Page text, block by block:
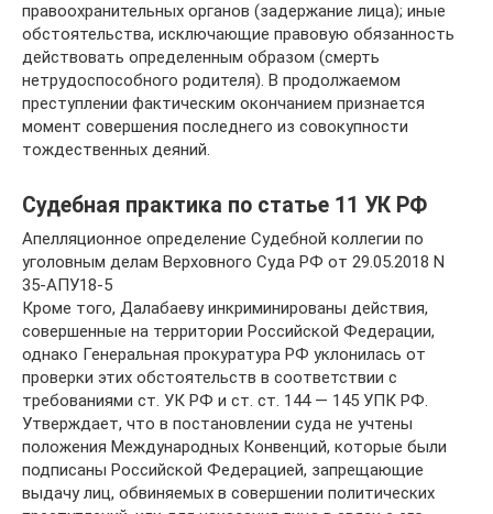
правоохранительных органов (задержание лица); иные
обстоятельства, исключающие правовую обязанность
действовать определенным образом (смерть
нетрудоспособного родителя). В продолжаемом
преступлении фактическим окончанием признается
момент совершения последнего из совокупности
тождественных деяний.
Судебная практика по статье 11 УК РФ
Апелляционное определение Судебной коллегии по
уголовным делам Верховного Суда РФ от 29.05.2018 N
35-АПУ18-5
Кроме того, Далабаеву инкриминированы действия,
совершенные на территории Российской Федерации,
однако Генеральная прокуратура РФ уклонилась от
проверки этих обстоятельств в соответствии с
требованиями ст. УК РФ и ст. ст. 144 — 145 УПК РФ.
Утверждает, что в постановлении суда не учтены
положения Международных Конвенций, которые были
подписаны Российской Федерацией, запрещающие
выдачу лиц, обвиняемых в совершении политических